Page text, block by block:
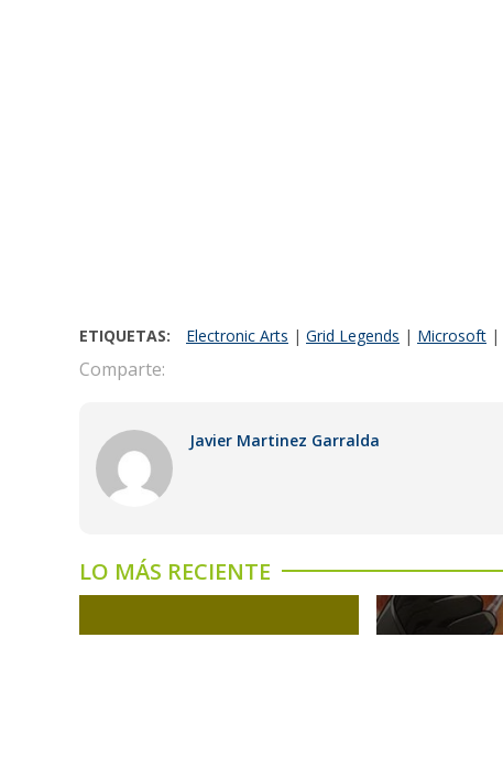
ETIQUETAS: Electronic Arts | Grid Legends | Microsoft |
Comparte:
Javier Martinez Garralda
LO MÁS RECIENTE